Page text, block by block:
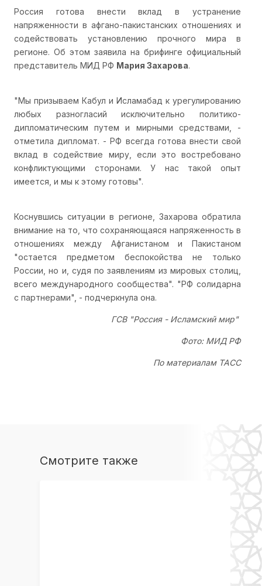
Россия готова внести вклад в устранение
напряженности в афгано-пакистанских отношениях и
содействовать установлению прочного мира в
регионе. Об этом заявила на брифинге официальный
представитель МИД РФ Мария Захарова.
"Мы призываем Кабул и Исламабад к урегулированию
любых разногласий исключительно политико-
дипломатическим путем и мирными средствами, -
отметила дипломат. - РФ всегда готова внести свой
вклад в содействие миру, если это востребовано
конфликтующими сторонами. У нас такой опыт
имеется, и мы к этому готовы".
Коснувшись ситуации в регионе, Захарова обратила
внимание на то, что сохраняющаяся напряженность в
отношениях между Афганистаном и Пакистаном
"остается предметом беспокойства не только
России, но и, судя по заявлениям из мировых столиц,
всего международного сообщества". "РФ солидарна
с партнерами", - подчеркнула она.
ГСВ "Россия - Исламский мир"
Фото: МИД РФ
По материалам ТАСС
Смотрите также